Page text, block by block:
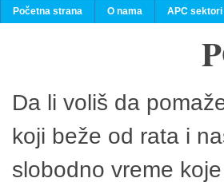
Početna strana O nama APC sektori
Da li voliš da
koji beže od rata i
slobodno vreme